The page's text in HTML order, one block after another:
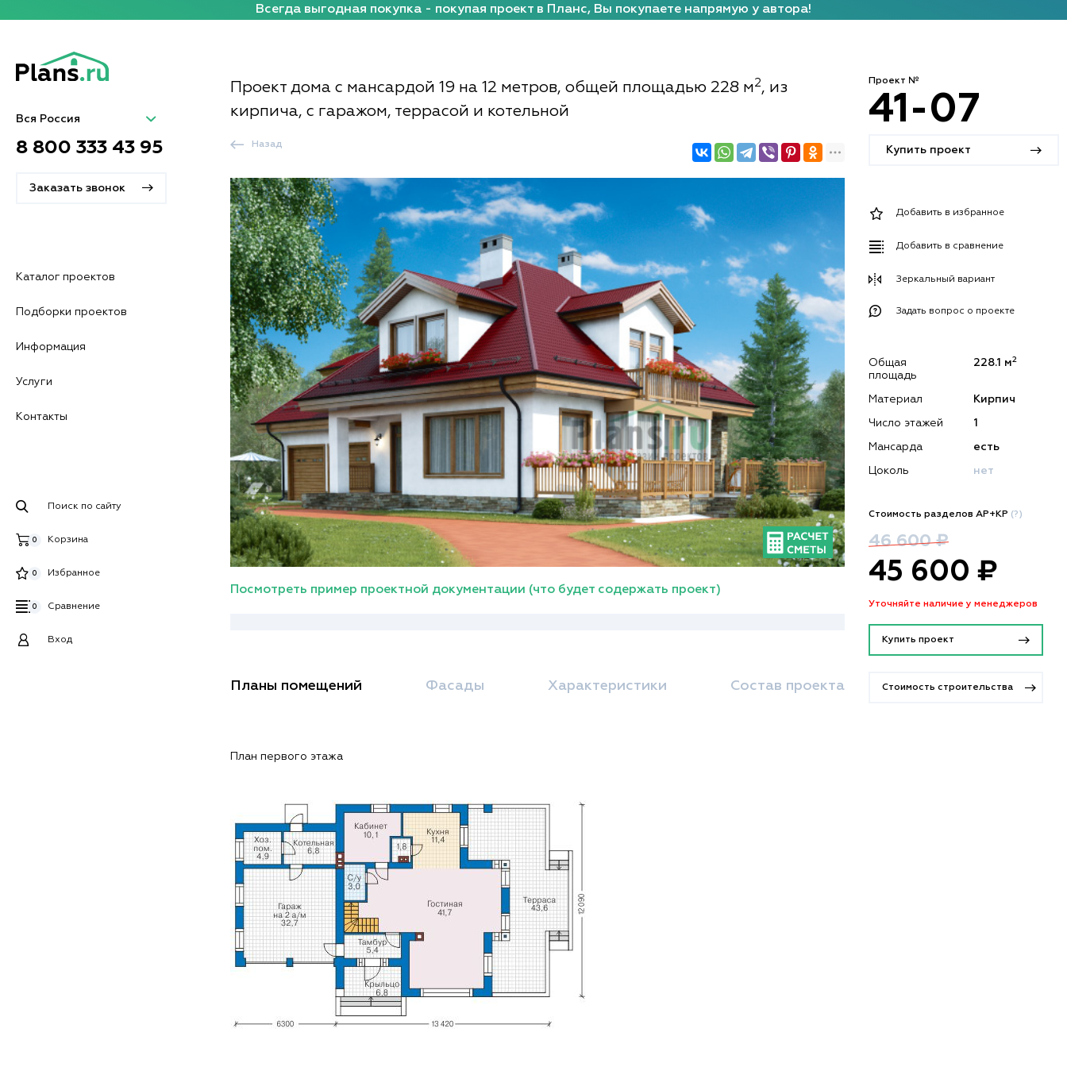
Всегда выгодная покупка - покупая проект в Планс, Вы покупаете напрямую у автора!
Вся Россия
8 800 333 43 95
Заказать звонок
Каталог проектов
Подборки проектов
Информация
Услуги
Контакты
Поиск по сайту
Корзина
0
Избранное
0
Сравнение
0
Вход
Проект дома с мансардой 19 на 12 метров, общей площадью 228 м2, из
кирпича, с гаражом, террасой и котельной
Назад
Посмотреть пример проектной документации (что будет содержать проект)
Планы помещений Фасады Характеристики Состав проекта
План первого этажа
Проект №
41-07
Купить проект
Добавить в избранное
Добавить в сравнение
Зеркальный вариант
Задать вопрос о проекте
Общая
площадь
228.1 м2
Материал Кирпич
Число этажей 1
Мансарда есть
Цоколь нет
Стоимость разделов АР+КР (?)
46 600 ₽
45 600 ₽
Уточняйте наличие у менеджеров
Купить проект
Стоимость строительства